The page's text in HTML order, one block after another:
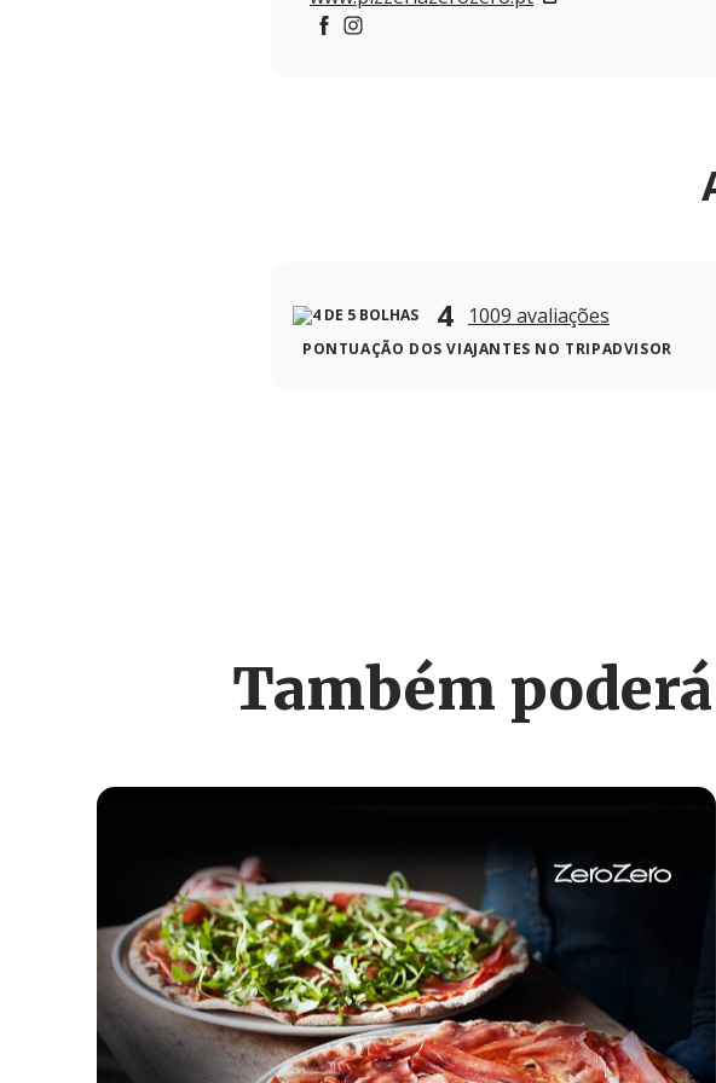
4 1009 avaliações
PONTUAÇÃO DOS VIAJANTES NO TRIPADVISOR
Também